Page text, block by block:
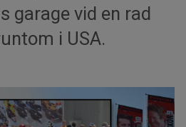
garage vid en rad
i USA.